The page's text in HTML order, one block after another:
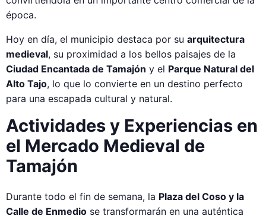
época.
Hoy en día, el municipio destaca por su arquitectura
medieval, su proximidad a los bellos paisajes de la
Ciudad Encantada de Tamajón y el Parque Natural del
Alto Tajo, lo que lo convierte en un destino perfecto
para una escapada cultural y natural.
Actividades y Experiencias en
el Mercado Medieval de
Tamajón
Durante todo el fin de semana, la Plaza del Coso y la
Calle de Enmedio se transformarán en una auténtica